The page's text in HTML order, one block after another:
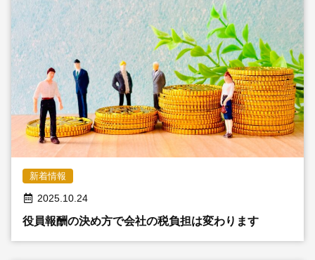
新着情報
2025.10.24
役員報酬の決め方で会社の税負担は変わります